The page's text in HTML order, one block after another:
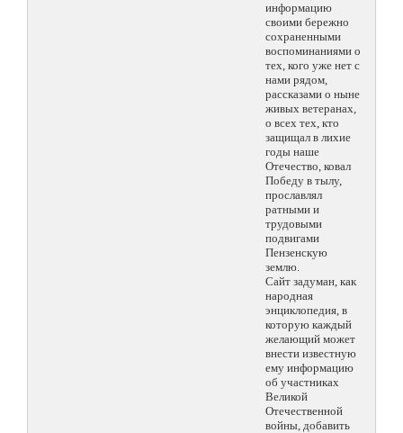
информацию
своими бережно
сохраненными
воспоминаниями о
тех, кого уже нет с
нами рядом,
рассказами о ныне
живых ветеранах,
о всех тех, кто
защищал в лихие
годы наше
Отечество, ковал
Победу в тылу,
прославлял
ратными и
трудовыми
подвигами
Пензенскую
землю.
Сайт задуман, как
народная
энциклопедия, в
которую каждый
желающий может
внести известную
ему информацию
об участниках
Великой
Отечественной
войны, добавить